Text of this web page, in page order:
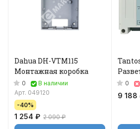
Dahua DH-VTM115
Монтажная коробка
0
В наличии
Арт. 049120
-40%
1 254 ₽ 2 090 ₽
0
9 188